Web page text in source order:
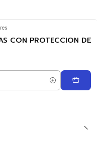
CON PROTECCION DE